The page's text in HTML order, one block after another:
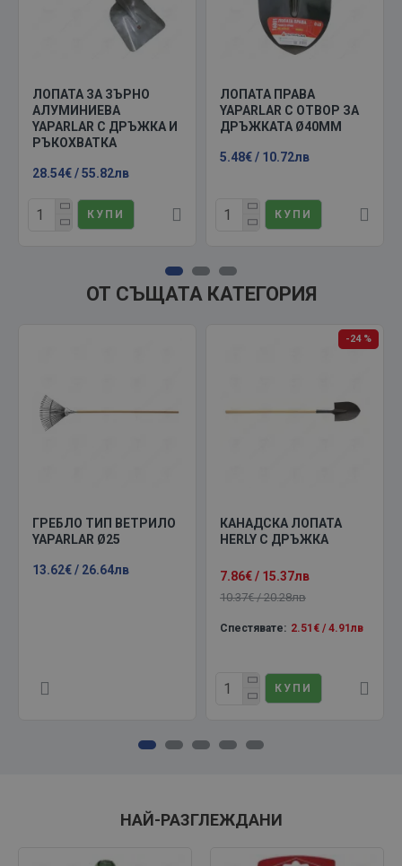
ЛОПАТА ЗА ЗЪРНО
АЛУМИНИЕВА
YAPARLAR С ДРЪЖКА И
РЪКОХВАТКА
28.54€ / 55.82лв
КУПИ
ЛОПАТА ПРАВА
YAPARLAR С ОТВОР ЗА
ДРЪЖКАТА Ø40ММ
5.48€ / 10.72лв
КУПИ
ОТ СЪЩАТА КАТЕГОРИЯ
ГРЕБЛО ТИП ВЕТРИЛО
YAPARLAR Ø25
13.62€ / 26.64лв
-24 %
КАНАДСКА ЛОПАТА
HERLY С ДРЪЖКА
7.86€ / 15.37лв
10.37€ / 20.28лв
Спестявате: 2.51€ / 4.91лв
КУПИ
НАЙ-РАЗГЛЕЖДАНИ